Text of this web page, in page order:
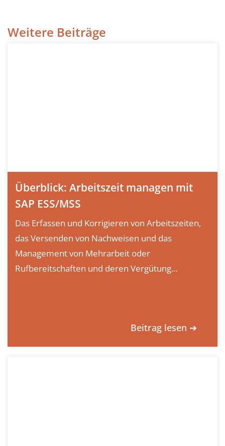
Weitere Beiträge
Überblick: Arbeitszeit managen mit
SAP ESS/MSS
Das Erfassen und Korrigieren von Arbeitszeiten,
das Versenden von Nachweisen und das
Management von Mehrarbeit oder
Rufbereitschaften und deren Vergütung...
Beitrag lesen ➔